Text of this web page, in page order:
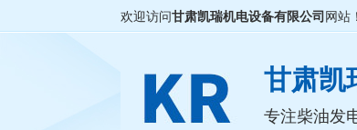
欢迎访问甘肃凯瑞机电设备有限公司 网站！
甘肃凯
专注柴油发